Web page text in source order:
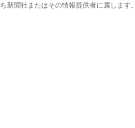
ち新聞社またはその情報提供者に属します。